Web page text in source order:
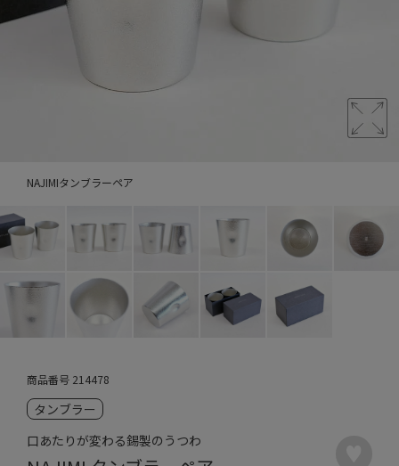
NAJIMIタンブラーペア
商品番号 214478
タンブラー
口あたりが変わる錫製のうつわ